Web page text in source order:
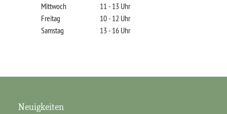
Mittwoch
11 - 13 Uhr
Freitag
10 - 12 Uhr
Samstag
13 - 16 Uhr
Neuigkeiten